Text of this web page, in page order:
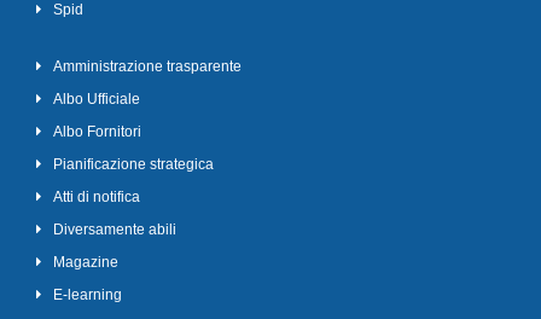
Spid
Amministrazione trasparente
Albo Ufficiale
Albo Fornitori
Pianificazione strategica
Atti di notifica
Diversamente abili
Magazine
E-learning